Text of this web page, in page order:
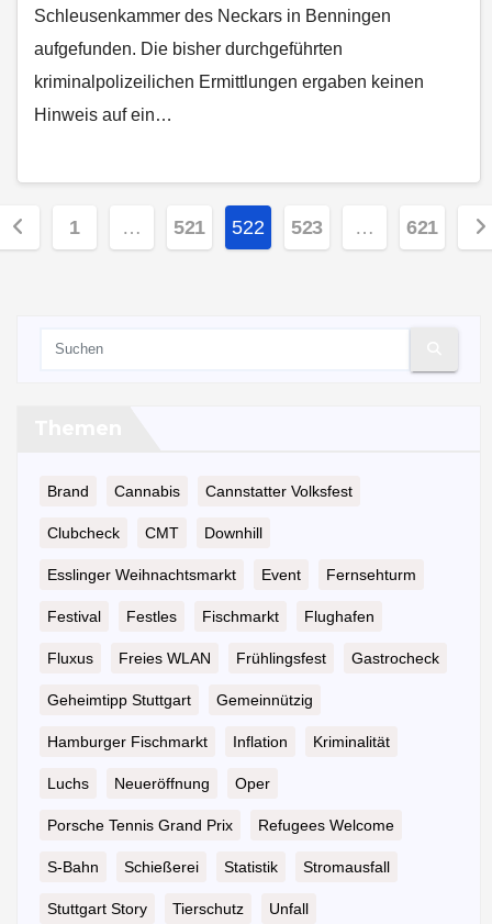
Schleusenkammer des Neckars in Benningen
aufgefunden. Die bisher durchgeführten
kriminalpolizeilichen Ermittlungen ergaben keinen
Hinweis auf ein…
1 … 521 522 523 … 621
Brand Cannabis Cannstatter Volksfest
Clubcheck CMT Downhill
Esslinger Weihnachtsmarkt Event Fernsehturm
Festival Festles Fischmarkt Flughafen
Fluxus Freies WLAN Frühlingsfest Gastrocheck
Geheimtipp Stuttgart Gemeinnützig
Hamburger Fischmarkt Inflation Kriminalität
Luchs Neueröffnung Oper
Porsche Tennis Grand Prix Refugees Welcome
S-Bahn Schießerei Statistik Stromausfall
Stuttgart Story Tierschutz Unfall